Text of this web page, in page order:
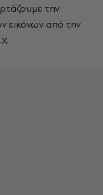
την
εικόνων από την